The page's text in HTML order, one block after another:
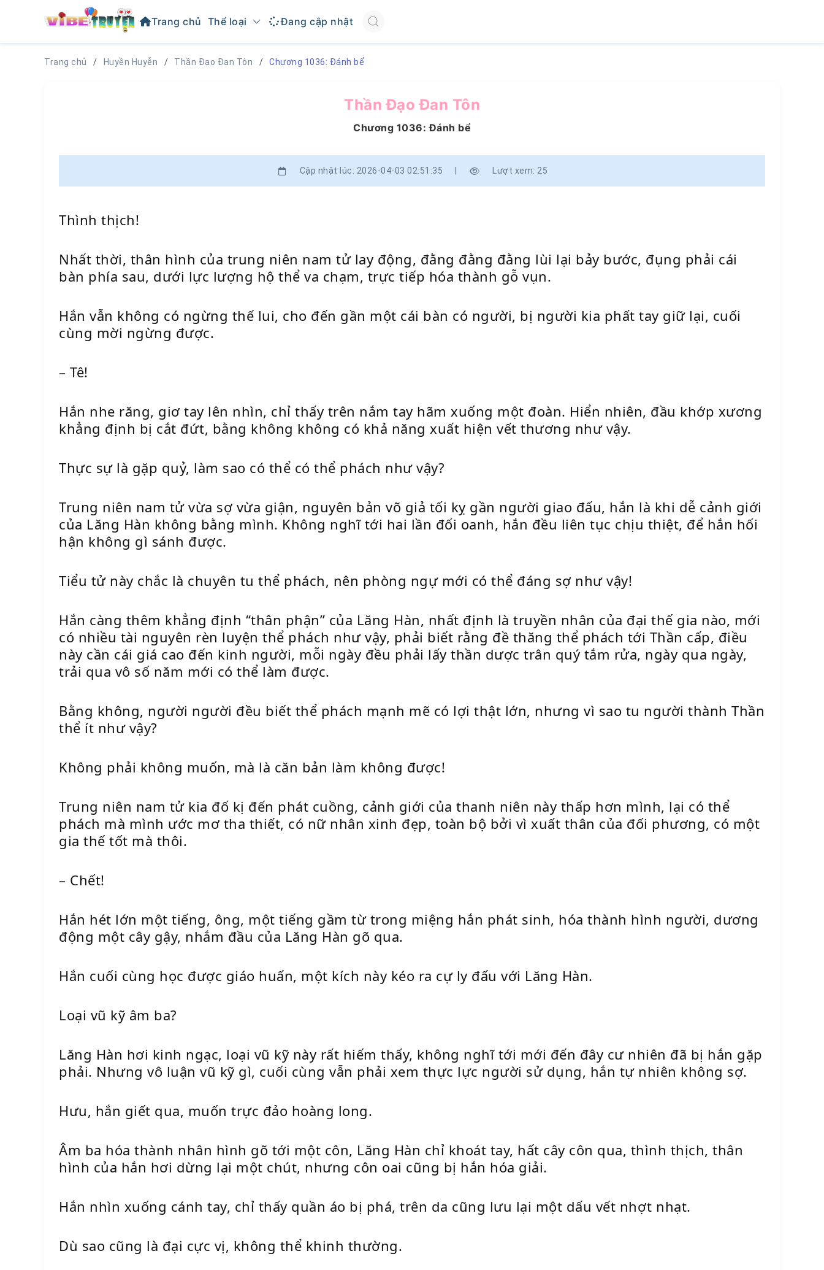
Trang chủ Thể loại Đang cập nhật
Trang chủ Huyền Huyễn Thần Đạo Đan Tôn Chương 1036: Đánh bể
Thần Đạo Đan Tôn
Chương 1036: Đánh bể
Cập nhật lúc: 2026-04-03 02:51:35 Lượt xem: 25
Thình thịch!
Nhất thời, thân hình của trung niên nam tử lay động, đằng đằng đằng lùi lại bảy bước, đụng phải cái
bàn phía sau, dưới lực lượng hộ thể va chạm, trực tiếp hóa thành gỗ vụn.
Hắn vẫn không có ngừng thế lui, cho đến gần một cái bàn có người, bị người kia phất tay giữ lại, cuối
cùng mời ngừng được.
– Tê!
Hắn nhe răng, giơ tay lên nhìn, chỉ thấy trên nắm tay hãm xuống một đoàn. Hiển nhiên, đầu khớp xương
khẳng định bị cắt đứt, bằng không không có khả năng xuất hiện vết thương như vậy.
Thực sự là gặp quỷ, làm sao có thể có thể phách như vậy?
Trung niên nam tử vừa sợ vừa giận, nguyên bản võ giả tối kỵ gần người giao đấu, hắn là khi dễ cảnh giới
của Lăng Hàn không bằng mình. Không nghĩ tới hai lần đối oanh, hắn đều liên tục chịu thiệt, để hắn hối
hận không gì sánh được.
Tiểu tử này chắc là chuyên tu thể phách, nên phòng ngự mới có thể đáng sợ như vậy!
Hắn càng thêm khẳng định “thân phận” của Lăng Hàn, nhất định là truyền nhân của đại thế gia nào, mới
có nhiều tài nguyên rèn luyện thể phách như vậy, phải biết rằng đề thăng thể phách tới Thần cấp, điều
này cần cái giá cao đến kinh người, mỗi ngày đều phải lấy thần dược trân quý tắm rửa, ngày qua ngày,
trải qua vô số năm mới có thể làm được.
Bằng không, người người đều biết thể phách mạnh mẽ có lợi thật lớn, nhưng vì sao tu người thành Thần
thể ít như vậy?
Không phải không muốn, mà là căn bản làm không được!
Trung niên nam tử kia đố kị đến phát cuồng, cảnh giới của thanh niên này thấp hơn mình, lại có thể
phách mà mình ước mơ tha thiết, có nữ nhân xinh đẹp, toàn bộ bởi vì xuất thân của đối phương, có một
gia thế tốt mà thôi.
– Chết!
Hắn hét lớn một tiếng, ông, một tiếng gầm từ trong miệng hắn phát sinh, hóa thành hình người, dương
động một cây gậy, nhắm đầu của Lăng Hàn gõ qua.
Hắn cuối cùng học được giáo huấn, một kích này kéo ra cự ly đấu với Lăng Hàn.
Loại vũ kỹ âm ba?
Lăng Hàn hơi kinh ngạc, loại vũ kỹ này rất hiếm thấy, không nghĩ tới mới đến đây cư nhiên đã bị hắn gặp
phải. Nhưng vô luận vũ kỹ gì, cuối cùng vẫn phải xem thực lực người sử dụng, hắn tự nhiên không sợ.
Hưu, hắn giết qua, muốn trực đảo hoàng long.
Âm ba hóa thành nhân hình gõ tới một côn, Lăng Hàn chỉ khoát tay, hất cây côn qua, thình thịch, thân
hình của hắn hơi dừng lại một chút, nhưng côn oai cũng bị hắn hóa giải.
Hắn nhìn xuống cánh tay, chỉ thấy quần áo bị phá, trên da cũng lưu lại một dấu vết nhợt nhạt.
Dù sao cũng là đại cực vị, không thể khinh thường.